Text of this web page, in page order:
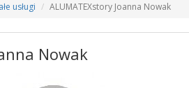
usługi ALUMATEXstory Joanna Nowak
Nowak